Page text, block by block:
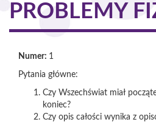
PROBLEMY
Numer: 1
Pytania główne:
Czy Wszechświat miał
koniec?
Czy opis całości wynika z